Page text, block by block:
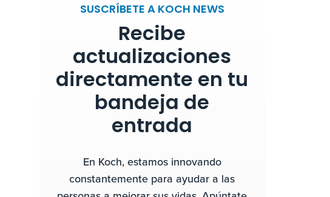
SUSCRÍBETE A KOCH NEWS
Recibe
actualizaciones
directamente en tu
bandeja de
entrada
En Koch, estamos innovando
constantemente para ayudar a las